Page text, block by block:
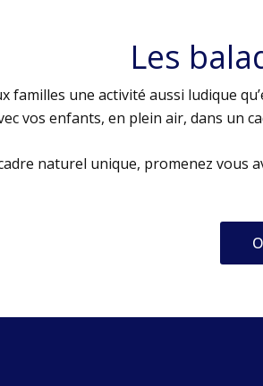
Les
familles une activité aussi ludique
vos enfants, en plein air, dans un
naturel unique, promenez vous